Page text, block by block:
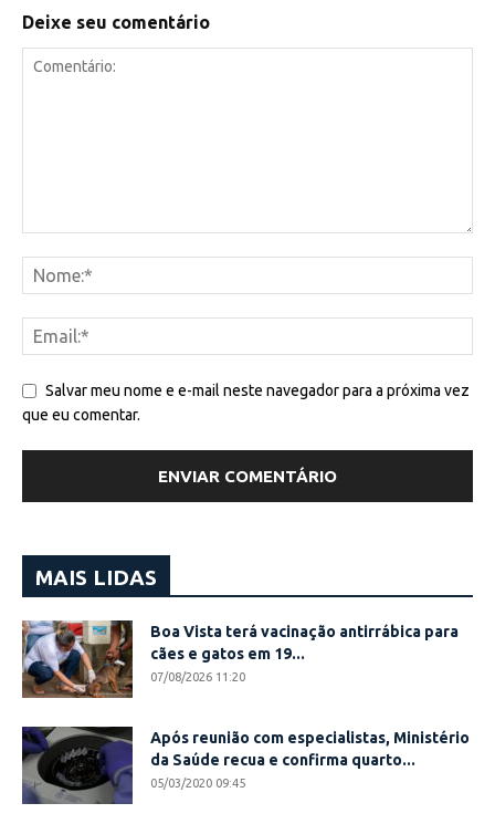
Deixe seu comentário
Salvar meu nome e e-mail neste navegador para a próxima vez
que eu comentar.
MAIS LIDAS
Boa Vista terá vacinação antirrábica para
cães e gatos em 19...
07/08/2026 11:20
Após reunião com especialistas, Ministério
da Saúde recua e confirma quarto...
05/03/2020 09:45